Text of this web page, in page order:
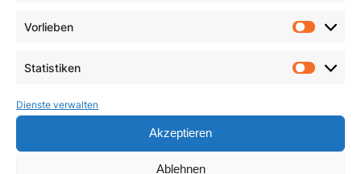
Vorlieben
Statistiken
Dienste verwalten
Akzeptieren
Ablehnen